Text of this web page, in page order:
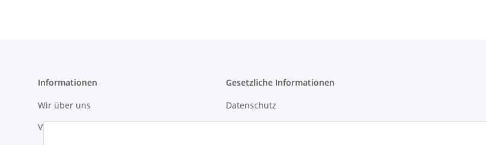
Informationen
Wir über uns
Versandinformationen
Gesetzliche Informationen
Datenschutz